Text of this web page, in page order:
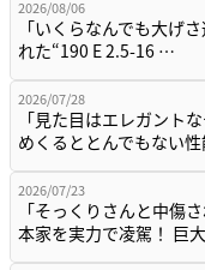
2026/08/06
「いくらなんでも大げ
れた“190 E 2.5-16 …
2026/07/28
「見た目はエレガント
めくるととんでもない
2026/07/23
「そっくりさんと中傷
本家を実力で凌駕！ 巨